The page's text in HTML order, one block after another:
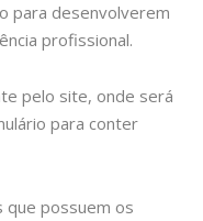
para desenvolverem
profissional.
pelo site, onde será
para conter
que possuem os